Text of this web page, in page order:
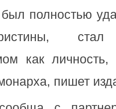
был полностью
стал
как личность,
пишет